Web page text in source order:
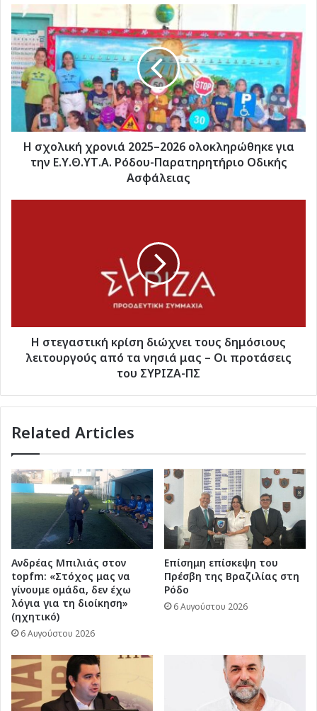
Η
σχολική
χρονιά
2025–
2026
ολοκληρώθηκε
για
την
Ε.Υ.Θ.ΥΤ.Α.
Ρόδου-
Παρατηρητήριο
Η σχολική χρονιά 2025–2026 ολοκληρώθηκε για
την Ε.Υ.Θ.ΥΤ.Α. Ρόδου-Παρατηρητήριο Οδικής
Ασφάλειας
τα
νησιά
μας
προτάσεις
ΣΥΡΙΖΑ-
Η στεγαστική κρίση διώχνει τους δημόσιους
λειτουργούς από τα νησιά μας – Οι προτάσεις
του ΣΥΡΙΖΑ-ΠΣ
Related Articles
Ανδρέας Μπιλιάς στον
topfm: «Στόχος μας να
γίνουμε ομάδα, δεν έχω
λόγια για τη διοίκηση»
(ηχητικό)
6 Αυγούστου 2026
Επίσημη επίσκεψη του
Πρέσβη της Βραζιλίας στη
Ρόδο
6 Αυγούστου 2026